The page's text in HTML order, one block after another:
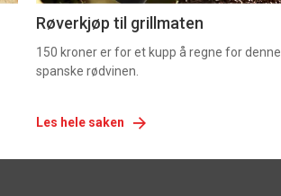
Røverkjøp til grillmaten
150 kroner er for et kupp å regne for denne
spanske rødvinen.
Les hele saken